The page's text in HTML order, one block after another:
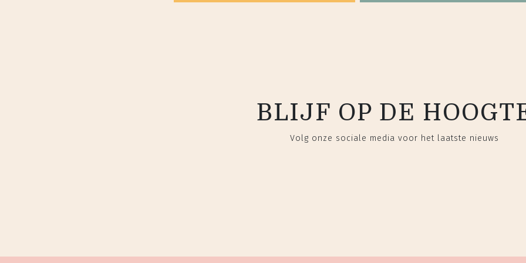
BLIJF OP DE
Volg onze sociale media voor het laatste nieuws